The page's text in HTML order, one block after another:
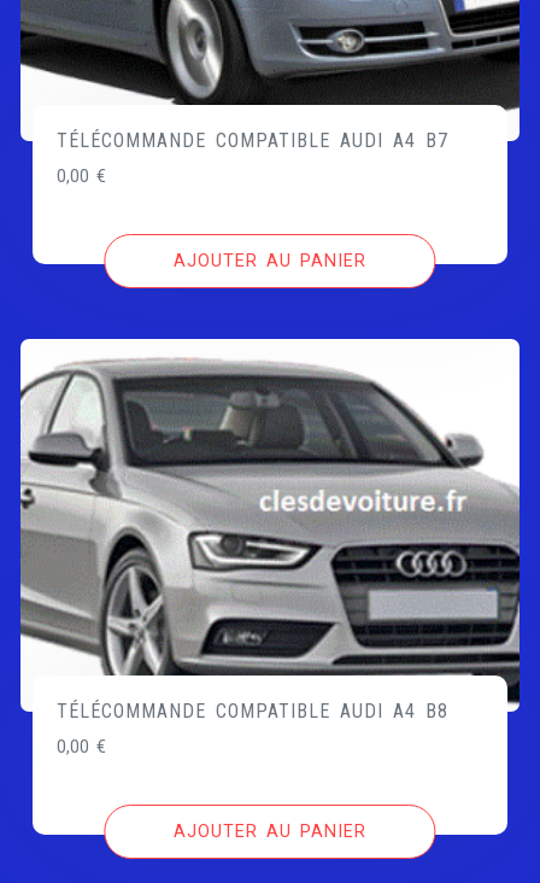
TÉLÉCOMMANDE COMPATIBLE AUDI A4 B7
0,00€
AJOUTER AU PANIER
TÉLÉCOMMANDE COMPATIBLE AUDI A4 B8
0,00€
AJOUTER AU PANIER